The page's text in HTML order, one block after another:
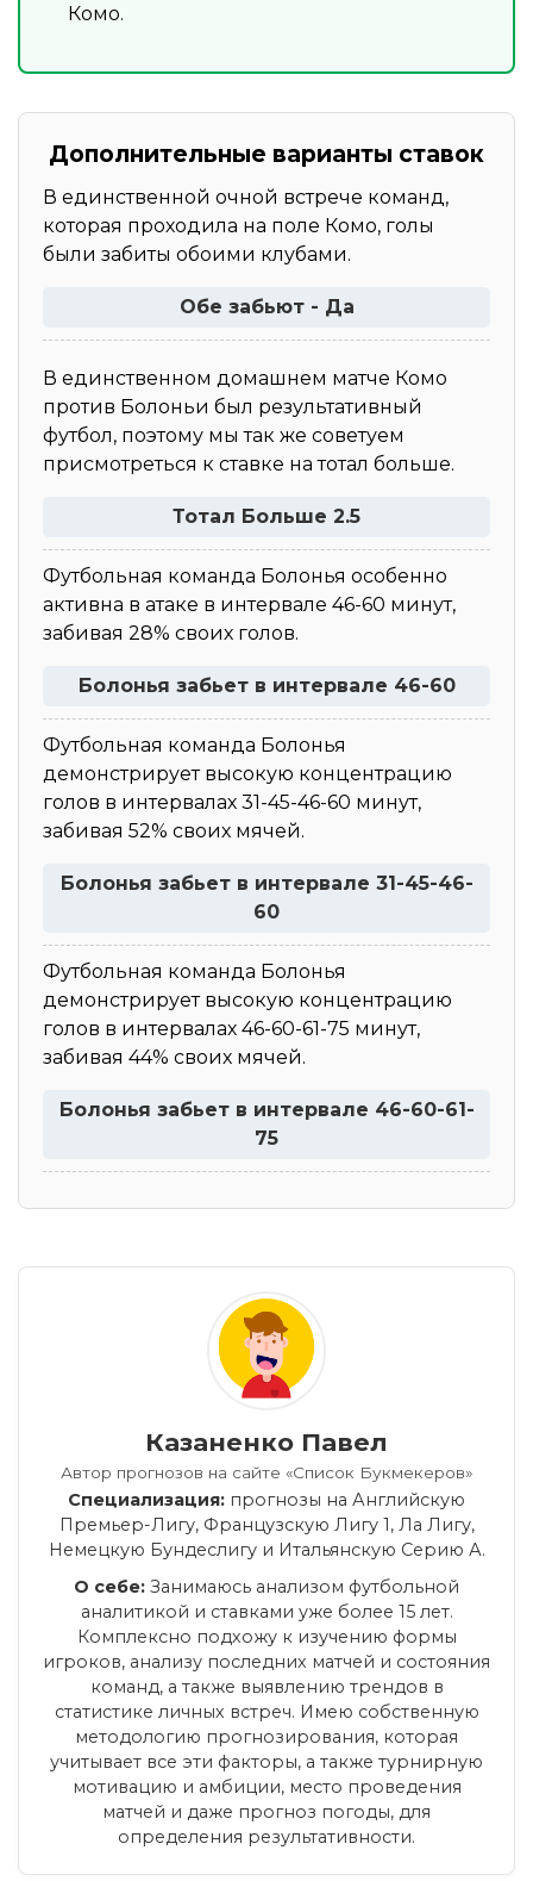
Комо.
Дополнительные варианты ставок
В единственной очной встрече команд,
которая проходила на поле Комо, голы
были забиты обоими клубами.
Обе забьют - Да
В единственном домашнем матче Комо
против Болоньи был результативный
футбол, поэтому мы так же советуем
присмотреться к ставке на тотал больше.
Тотал Больше 2.5
Футбольная команда Болонья особенно
активна в атаке в интервале 46-60 минут,
забивая 28% своих голов.
Болонья забьет в интервале 46-60
Футбольная команда Болонья
демонстрирует высокую концентрацию
голов в интервалах 31-45-46-60 минут,
забивая 52% своих мячей.
Болонья забьет в интервале 31-45-46-
60
Футбольная команда Болонья
демонстрирует высокую концентрацию
голов в интервалах 46-60-61-75 минут,
забивая 44% своих мячей.
Болонья забьет в интервале 46-60-61-
75
Казаненко Павел
Автор прогнозов на сайте «Список Букмекеров»
Специализация: прогнозы на Английскую
Премьер-Лигу, Французскую Лигу 1, Ла Лигу,
Немецкую Бундеслигу и Итальянскую Серию А.
О себе: Занимаюсь анализом футбольной
аналитикой и ставками уже более 15 лет.
Комплексно подхожу к изучению формы
игроков, анализу последних матчей и состояния
команд, а также выявлению трендов в
статистике личных встреч. Имею собственную
методологию прогнозирования, которая
учитывает все эти факторы, а также турнирную
мотивацию и амбиции, место проведения
матчей и даже прогноз погоды, для
определения результативности.